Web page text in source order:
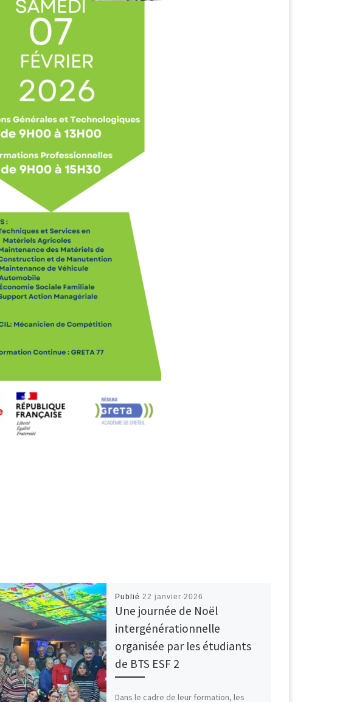
Publié22 janvier 2026
Une journée de Noël
intergénérationnelle
organisée par les étudiants
de BTS ESF 2
Dans le cadre de leur formation, les